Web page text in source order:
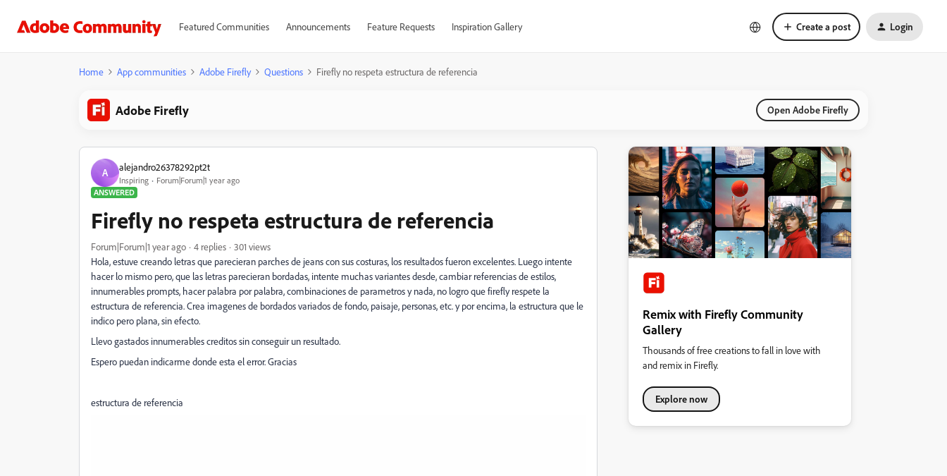
Featured Communities Announcements Feature Requests Inspiration Gallery Create a post Login
Home App communities Adobe Firefly Questions Firefly no respeta estructura de referencia
Adobe Firefly Open Adobe Firefly
A alejandro26378292pt2t
Inspiring
Forum|Forum|1 year ago
ANSWERED
Firefly no respeta estructura de referencia
Forum|Forum|1 year ago 4 replies
301 views
Hola, estuve creando letras que parecieran parches de jeans con sus costuras, los resultados fueron excelentes. Luego intente
hacer lo mismo pero, que las letras parecieran bordadas, intente muchas variantes desde, cambiar referencias de estilos,
innumerables prompts, hacer palabra por palabra, combinaciones de parametros y nada, no logro que firefly respete la
estructura de referencia. Crea imagenes de bordados variados de fondo, paisaje, personas, etc. y por encima, la estructura que le
indico pero plana, sin efecto.
Llevo gastados innumerables creditos sin conseguir un resultado.
Espero puedan indicarme donde esta el error. Gracias
estructura de referencia
Remix with Firefly Community
Gallery
Thousands of free creations to fall in love with
and remix in Firefly.
Explore now